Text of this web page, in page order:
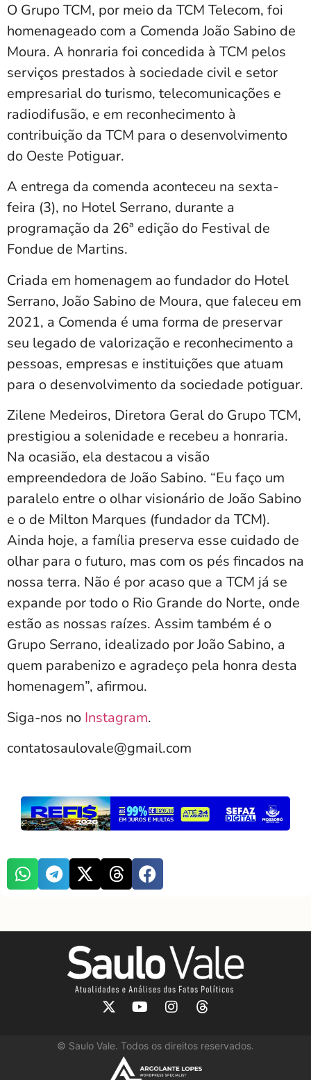
O Grupo TCM, por meio da TCM Telecom, foi
homenageado com a Comenda João Sabino de
Moura. A honraria foi concedida à TCM pelos
serviços prestados à sociedade civil e setor
empresarial do turismo, telecomunicações e
radiodifusão, e em reconhecimento à
contribuição da TCM para o desenvolvimento
do Oeste Potiguar.
A entrega da comenda aconteceu na sexta-
feira (3), no Hotel Serrano, durante a
programação da 26ª edição do Festival de
Fondue de Martins.
Criada em homenagem ao fundador do Hotel
Serrano, João Sabino de Moura, que faleceu em
2021, a Comenda é uma forma de preservar
seu legado de valorização e reconhecimento a
pessoas, empresas e instituições que atuam
para o desenvolvimento da sociedade potiguar.
Zilene Medeiros, Diretora Geral do Grupo TCM,
prestigiou a solenidade e recebeu a honraria.
Na ocasião, ela destacou a visão
empreendedora de João Sabino. “Eu faço um
paralelo entre o olhar visionário de João Sabino
e o de Milton Marques (fundador da TCM).
Ainda hoje, a família preserva esse cuidado de
olhar para o futuro, mas com os pés fincados na
nossa terra. Não é por acaso que a TCM já se
expande por todo o Rio Grande do Norte, onde
estão as nossas raízes. Assim também é o
Grupo Serrano, idealizado por João Sabino, a
quem parabenizo e agradeço pela honra desta
homenagem”, afirmou.
Siga-nos no Instagram.
contatosaulovale@gmail.com
© Saulo Vale. Todos os direitos reservados.